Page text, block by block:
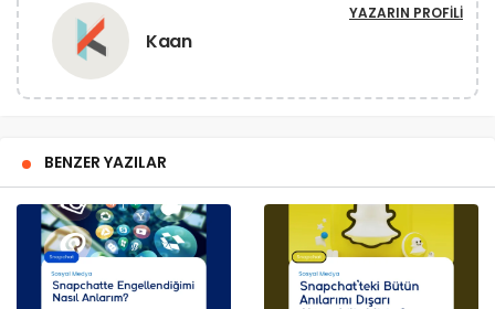
Kaan
YAZARIN PROFILI
BENZER YAZILAR